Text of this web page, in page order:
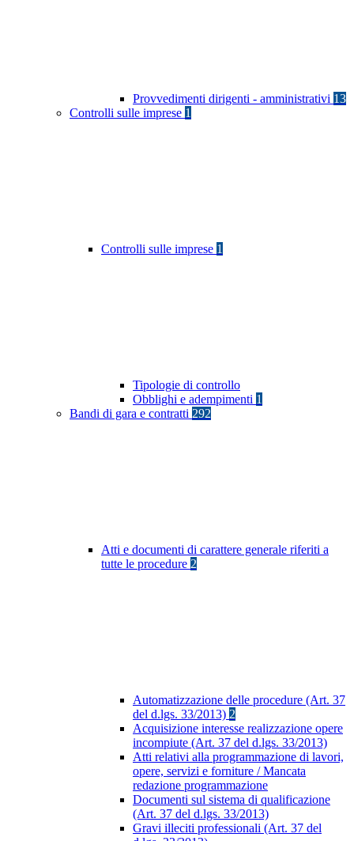
Provvedimenti dirigenti - amministrativi 13
Controlli sulle imprese 1
Controlli sulle imprese 1
Tipologie di controllo
Obblighi e adempimenti 1
Bandi di gara e contratti 292
Atti e documenti di carattere generale riferiti a
tutte le procedure 2
Automatizzazione delle procedure (Art. 37
del d.lgs. 33/2013) 2
Acquisizione interesse realizzazione opere
incompiute (Art. 37 del d.lgs. 33/2013)
Atti relativi alla programmazione di lavori,
opere, servizi e forniture / Mancata
redazione programmazione
Documenti sul sistema di qualificazione
(Art. 37 del d.lgs. 33/2013)
Gravi illeciti professionali (Art. 37 del